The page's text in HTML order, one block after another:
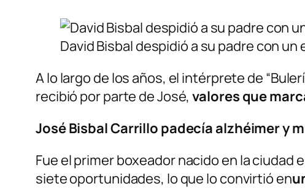
David Bisbal despidió a su padre con
A lo largo de los años, el intérprete de
recibió por parte de José,valores que
José Bisbal Carrillo padecía alzhéimer y
Fue el primer boxeador nacido en la ciudad
siete oportunidades, lo que lo convirtió en